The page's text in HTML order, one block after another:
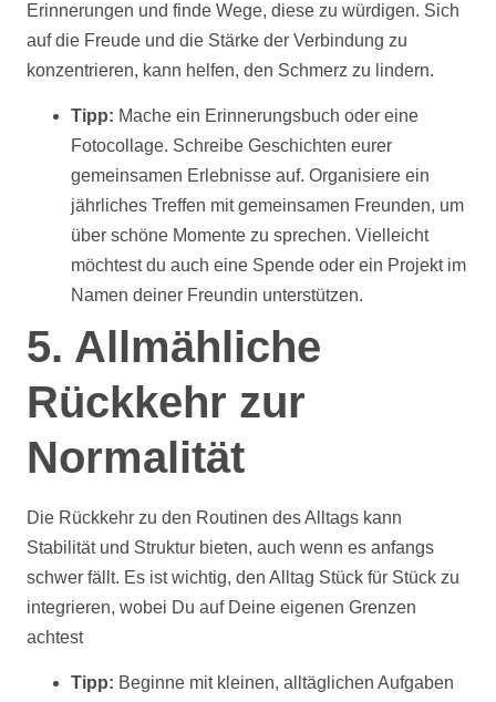
Erinnerungen und finde Wege, diese zu würdigen. Sich
auf die Freude und die Stärke der Verbindung zu
konzentrieren, kann helfen, den Schmerz zu lindern.
Tipp: Mache ein Erinnerungsbuch oder eine
Fotocollage. Schreibe Geschichten eurer
gemeinsamen Erlebnisse auf. Organisiere ein
jährliches Treffen mit gemeinsamen Freunden, um
über schöne Momente zu sprechen. Vielleicht
möchtest du auch eine Spende oder ein Projekt im
Namen deiner Freundin unterstützen.
5. Allmähliche
Rückkehr zur
Normalität
Die Rückkehr zu den Routinen des Alltags kann
Stabilität und Struktur bieten, auch wenn es anfangs
schwer fällt. Es ist wichtig, den Alltag Stück für Stück zu
integrieren, wobei Du auf Deine eigenen Grenzen
achtest
Tipp: Beginne mit kleinen, alltäglichen Aufgaben